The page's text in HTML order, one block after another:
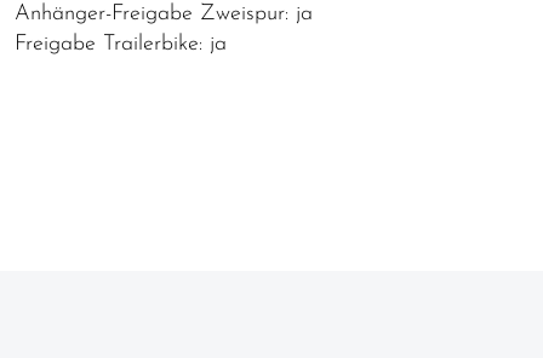
Anhänger-Freigabe Zweispur: ja
Freigabe Trailerbike: ja